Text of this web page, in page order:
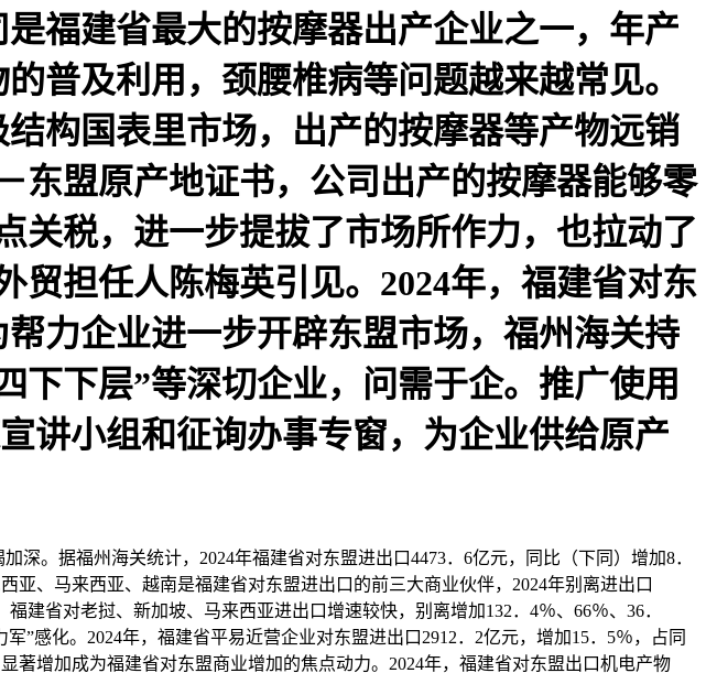
福建省最大的按摩器出产企业之一，年产
普及利用，颈腰椎病等问题越来越常见。
构国表里市场，出产的按摩器等产物远销
东盟原产地证书，公司出产的按摩器能够零
关税，进一步提拔了市场所作力，也拉动了
贸担任人陈梅英引见。2024年，福建省对东
力企业进一步开辟东盟市场，福州海关持
下下层”等深切企业，问需于企。推广使用
讲小组和征询办事专窗，为企业供给原产
。据福州海关统计，2024年福建省对东盟进出口4473．6亿元，同比（下同）增加8．
亚、马来西亚、越南是福建省对东盟进出口的前三大商业伙伴，2024年别离进出口
建省对老挝、新加坡、马来西亚进出口增速较快，别离增加132．4％、66％、36．
感化。2024年，福建省平易近营企业对东盟进出口2912．2亿元，增加15．5％，占同
著增加成为福建省对东盟商业增加的焦点动力。2024年，福建省对东盟出口机电产物